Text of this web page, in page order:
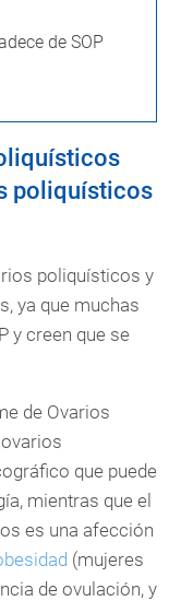
de SOP
poliquísticos
poliquísticos y
ya que muchas
y creen que se
de Ovarios
que puede
mientras que el
es una afección
(mujeres
de ovulación, y